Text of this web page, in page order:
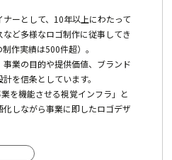
ーとして、10年以上にわたって
ど多様なロゴ制作に従事してき
作実績は500件超）。
業の目的や提供価値、ブランド
を信条としています。
を機能させる視覚インフラ」と
しながら事業に即したロゴデザ